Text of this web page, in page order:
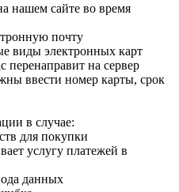
нашем сайте во время
почту
виды электронных карт
перенаправит на сервер
ввести номер карты, срок
в случае:
для покупки
услугу платежей в
данных